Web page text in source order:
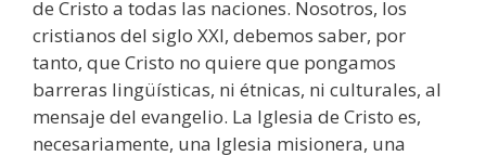
de Cristo a todas las naciones. Nosotros, los
cristianos del siglo XXI, debemos saber, por
tanto, que Cristo no quiere que pongamos
barreras lingüísticas, ni étnicas, ni culturales, al
mensaje del evangelio. La Iglesia de Cristo es,
necesariamente, una Iglesia misionera, una